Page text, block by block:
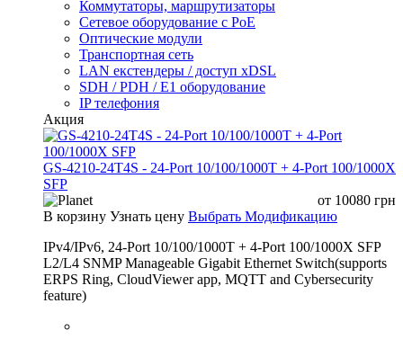
Коммутаторы, маршрутизаторы
Сетевое оборудование с PoE
Оптические модули
Транспортная сеть
LAN екстендеры / доступ xDSL
SDH / PDH / E1 оборудование
IP телефония
Акция
GS-4210-24T4S - 24-Port 10/100/1000T + 4-Port 100/1000X
SFP
от 10080 грн
В корзину Узнать цену Выбрать Модификацию
IPv4/IPv6, 24-Port 10/100/1000T + 4-Port 100/1000X SFP
L2/L4 SNMP Manageable Gigabit Ethernet Switch(supports
ERPS Ring, CloudViewer app, MQTT and Cybersecurity
feature)